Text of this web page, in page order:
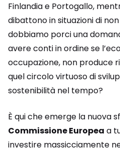
Finlandia e Portogallo,
dibattono in situazioni di
dobbiamo porci una
avere conti in ordine se
occupazione, non produce
quel circolo virtuoso di
sostenibilità nel tempo?
È qui che emerge la nuova
Commissione Europea a
investire massicciamente